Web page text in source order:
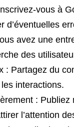
vous à
d’éventuelles
avez une
des
: Partagez du
interactions.
:
l’attention